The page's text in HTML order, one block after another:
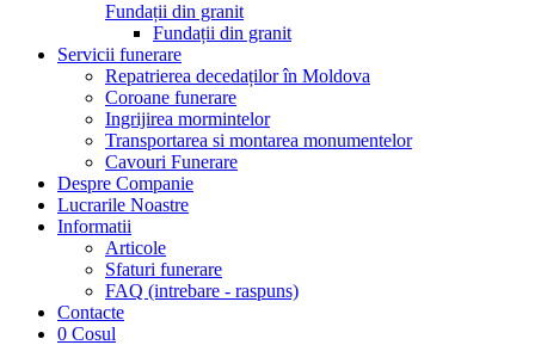
Fundații din granit
Fundații din granit
Servicii funerare
Repatrierea decedaților în Moldova
Coroane funerare
Ingrijirea mormintelor
Transportarea si montarea monumentelor
Cavouri Funerare
Despre Companie
Lucrarile Noastre
Informatii
Articole
Sfaturi funerare
FAQ (intrebare - raspuns)
Contacte
0 Cosul